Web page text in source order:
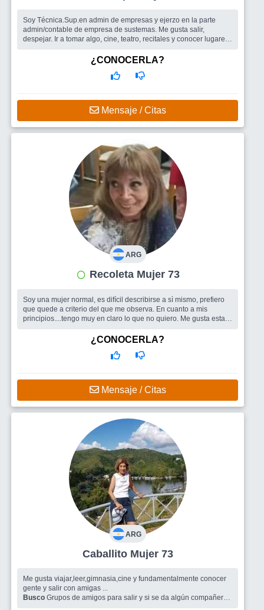
Soy Técnica.Sup.en admin de empresas y ejerzo en la parte
admin/contable de empresa de sustemas. Me gusta salir,
despejar. Ir a tomar algo, cine, teatro, recitales y conocer lugares
Amigos, grupos copados Un hombre. Ver qué se da
¿CONOCERLA?
Mensaje / Citas
ARG
Recoleta Mujer 73
Soy una mujer normal, es difícil describirse a sì mismo, prefiero
que quede a criterio del que me observa. En cuanto a mis
principios....tengo muy en claro lo que no quiero. Me gusta estar
¿CONOCERLA?
Mensaje / Citas
ARG
Caballito Mujer 73
Me gusta viajar,leer,gimnasia,cine y fundamentalmente conocer
gente y salir con amigas ...
Busco Grupos de amigos para salir y si se da algún compañero